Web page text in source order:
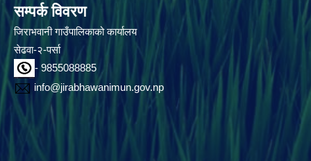
सम्पर्क विवरण
जिराभवानी गाउँपालिकाको कार्यालय
सेढवा-२-पर्सा
- 9855088885
info@jirabhawanimun.gov.np